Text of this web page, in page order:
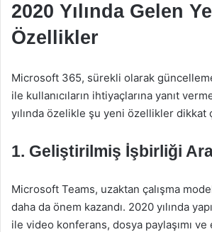
2020 Yılında Gelen
Özellikler
Microsoft 365, sürekli olarak
ile kullanıcıların ihtiyaçlarına yanıt
yılında özelikle şu yeni özellikler dikkat
1. Geliştirilmiş İşbirliği
Microsoft Teams, uzaktan çalışma
daha da önem kazandı. 2020 yılında
ile video konferans, dosya paylaşımı